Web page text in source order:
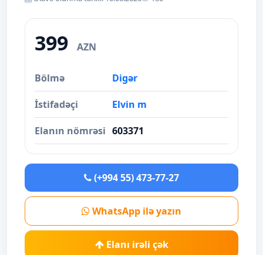
399 AZN
Bölmə Digər
İstifadəçi Elvin m
Elanın nömrəsi 603371
(+994 55) 473-77-27
WhatsApp ilə yazın
Elanı irəli çək